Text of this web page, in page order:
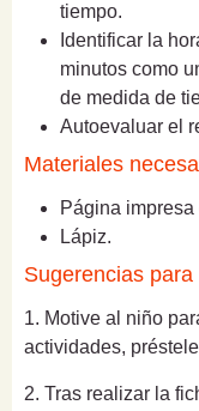
tiempo.
Identificar la
minutos como
de medida de
Autoevaluar el
Materiales
Página
Lápiz.
Sugerencias
1. Motive al niño
actividades,
2. Tras realizar la